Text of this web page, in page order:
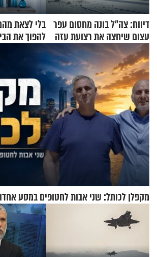
דיווח: צה"ל בונה מחסום עפר
עצום שיחצה את רצועת עזה
לשניים
להפוך את
מעוצבת
מקפלן לכותל: שני אבות לחטופים במסע